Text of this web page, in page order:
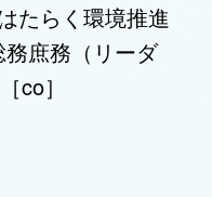
たらく環境推進
庶務（リーダ
co］